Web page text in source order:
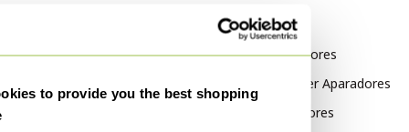
to provide you the best shopping
mint Muebles
Por marca
Zanotta Aparadores
Niels Otto Møller Aparadores
Meurop Aparadores